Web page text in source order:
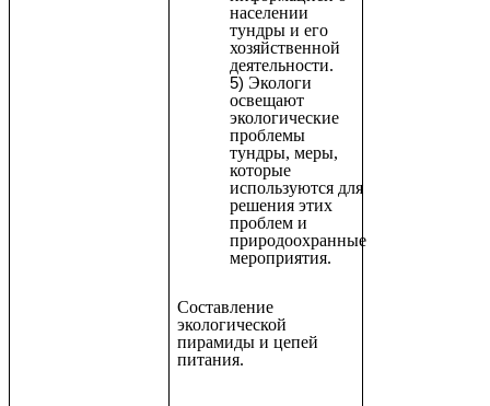
населении
тундры и его
хозяйственной
деятельности.
Экологи
освещают
экологические
проблемы
тундры, меры,
которые
используются для
решения этих
проблем и
природоохранные
мероприятия.
Составление
экологической
пирамиды и цепей
питания.